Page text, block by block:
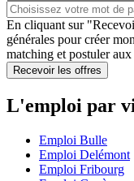
En cliquant sur
générales pour créer
matching et postuler
Recevoir les offres
L'emploi par
Emploi Bulle
Emploi Delémont
Emploi Fribourg